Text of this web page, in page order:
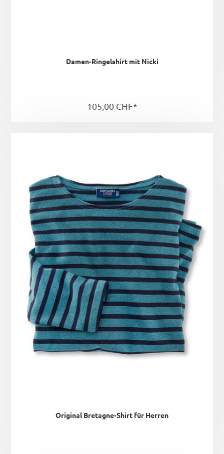
Damen-Ringelshirt mit Nicki
105,00 CHF*
Original Bretagne-Shirt für Herren